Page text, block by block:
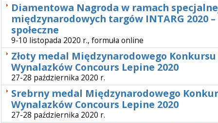
Diamentowa Nagroda w ramach
międzynarodowych targów INTARG 2020
społeczne
9-10 listopada 2020 r., formuła online
Złoty medal Międzynarodowego Konkursu
Wynalazków Concours Lepine 2020
27-28 października 2020 r.
Srebrny medal Międzynarodowego
Wynalazków Concours Lepine 2020
27-28 października 2020 r.